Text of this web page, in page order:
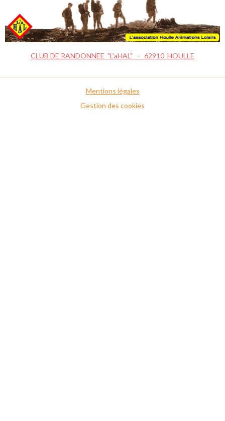
CLUB DE RANDONNEE "L'aHAL" - 62910 HOULLE
Mentions légales
Gestion des cookies